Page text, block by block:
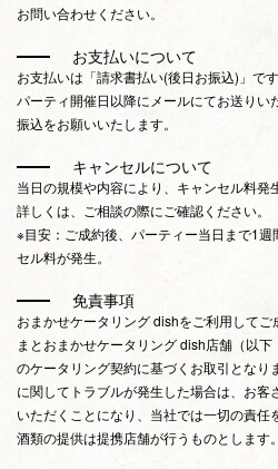
お問い合わせください。
お支払いについて
お支払いは「請求書払い(後日お振込)」です
パーティ開催日以降にメールにてお送りい
振込をお願いいたします。
キャンセルについて
当日の規模や内容により、キャンセル料発
詳しくは、ご相談の際にご確認ください。
※目安：ご成約後、パーティー当日まで1
セル料が発生。
免責事項
おまかせケータリング dishをご利用して
まとおまかせケータリング dish店舗（以
のケータリング契約に基づくお取引となり
に関してトラブルが発生した場合は、お客
いただくことになり、当社では一切の責任
酒類の提供は提携店舗が行うものとします。